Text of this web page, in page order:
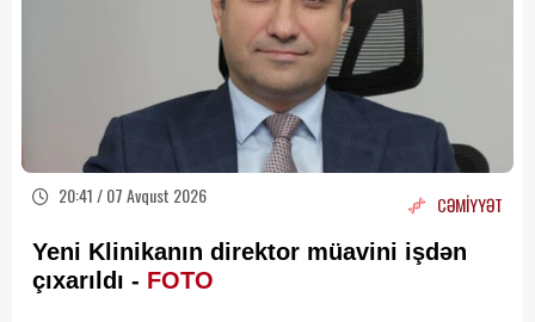
20:41 / 07 Avqust 2026 CƏMİYYƏT
Yeni Klinikanın direktor müavini işdən
çıxarıldı - FOTO